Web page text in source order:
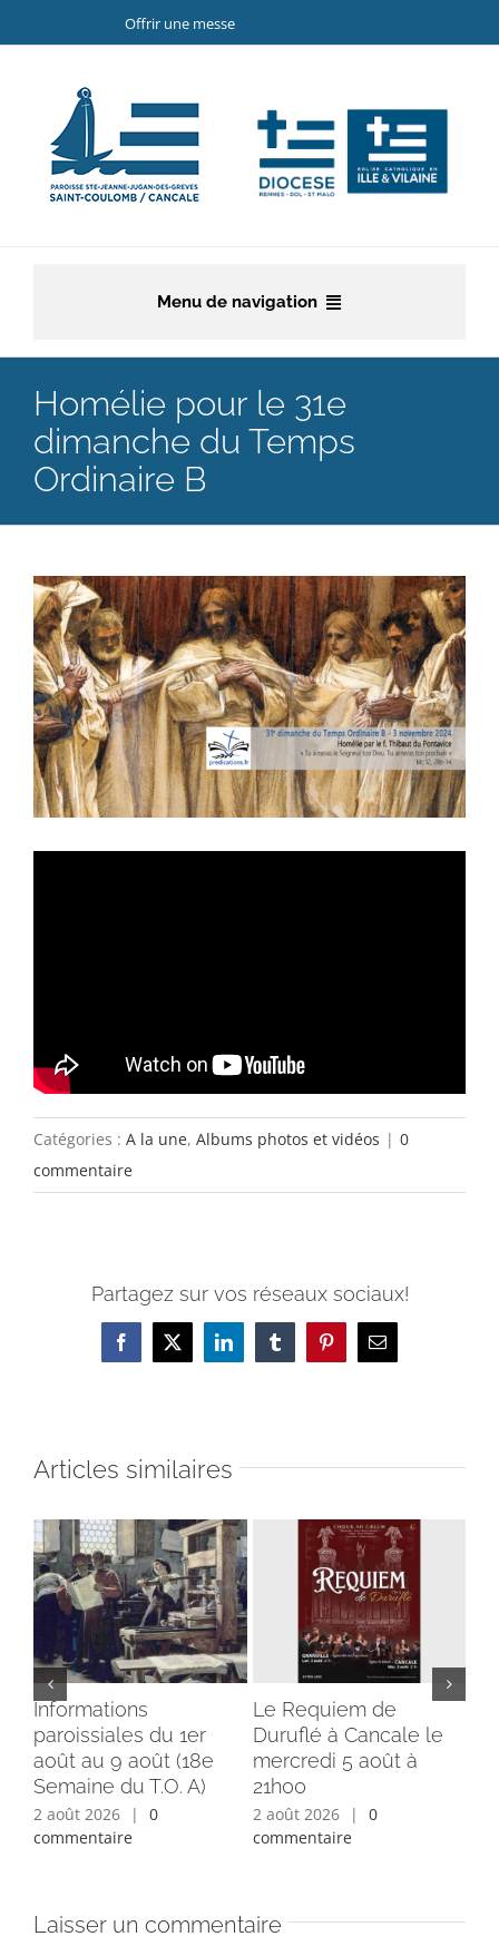
au
Offrir une messe
Menu de navigation
La paroisse
Etapes de la vie chrétienne
Servir et aimer
Adultes, jeunes et famille
Actualités
Contact
Homélie pour le 31e
dimanche du Temps
Ordinaire B
Voir
l'image
agrandie
Catégories : A la une, Albums photos et vidéos | 0
commentaire
Partagez sur vos réseaux sociaux!
Facebook
X LinkedInTumblrPinterestEmail
Articles similaires
Informations
paroissiales du 1er
août au 9 août (18e
Semaine du T.O. A)
2 août 2026 |
0
commentaire
Le Requiem de
Duruflé à Cancale le
mercredi 5 août à
21h00
2 août 2026 |
0
commentaire
Laisser un commentaire